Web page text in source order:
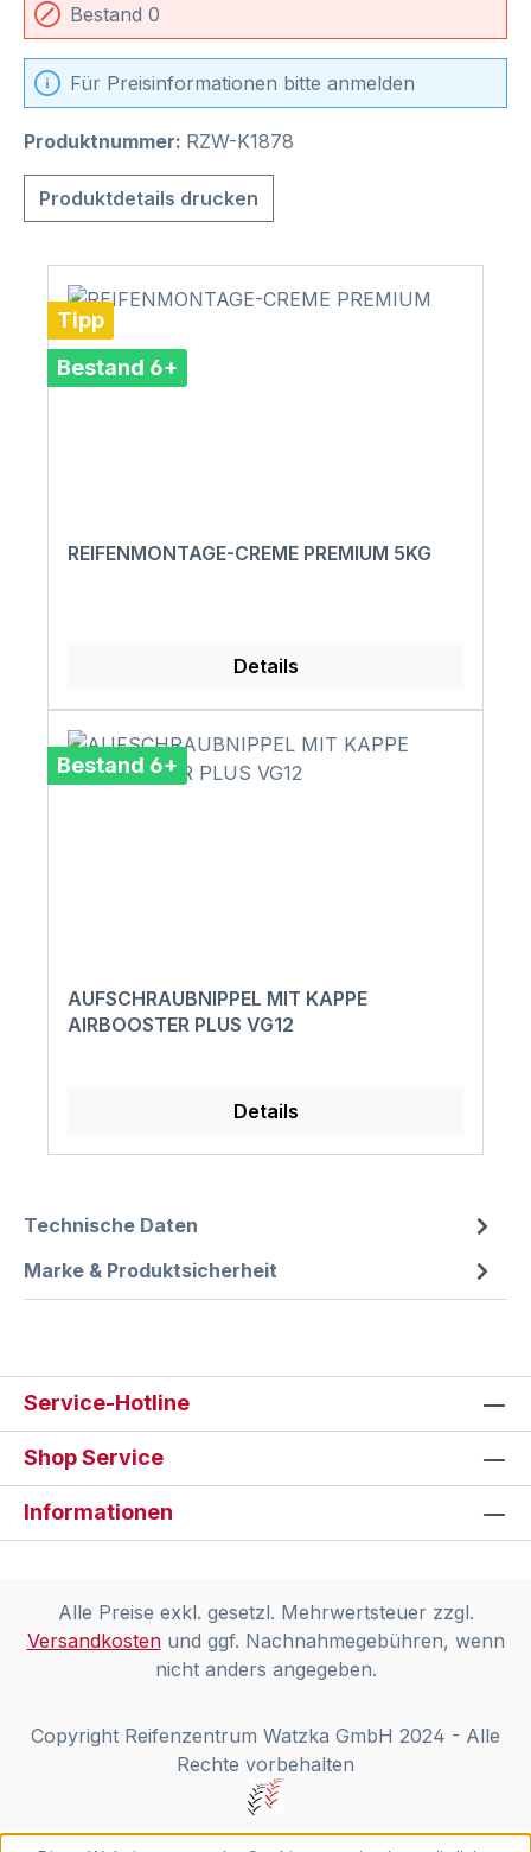
Bestand 0
Für Preisinformationen bitte anmelden
Produktnummer: RZW-K1878
Produktdetails drucken
Tipp
Bestand 6+
REIFENMONTAGE-CREME PREMIUM 5KG
Details
Bestand 6+
AUFSCHRAUBNIPPEL MIT KAPPE
AIRBOOSTER PLUS VG12
Details
Technische Daten
Marke & Produktsicherheit
Service-Hotline
Shop Service
Informationen
Alle Preise exkl. gesetzl. Mehrwertsteuer zzgl.
Versandkostenund ggf. Nachnahmegebühren, wenn
nicht anders angegeben.
Copyright Reifenzentrum Watzka GmbH 2024 - Alle
Rechte vorbehalten